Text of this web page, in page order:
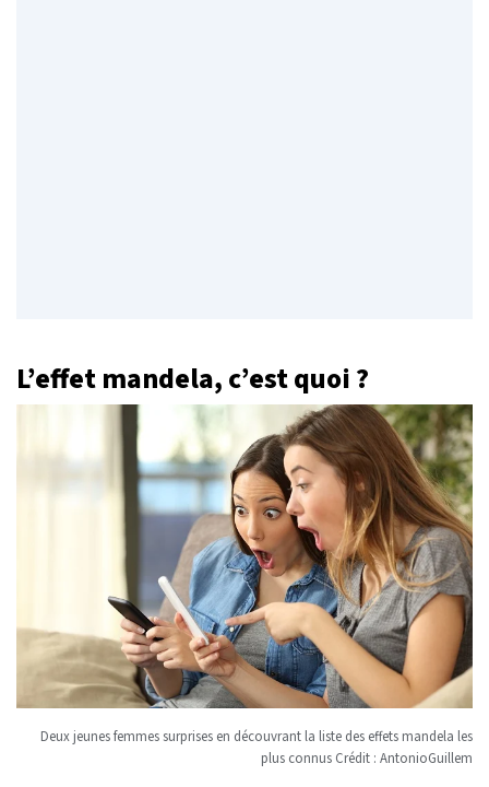
L’effet mandela, c’est quoi ?
Deux jeunes femmes surprises en découvrant la liste des effets mandela les
plus connus Crédit : AntonioGuillem